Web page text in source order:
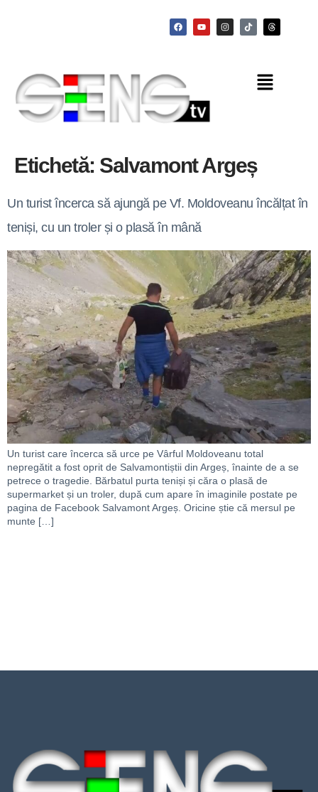
Etichetă: Salvamont Argeș
Un turist încerca să ajungă pe Vf. Moldoveanu încălțat în
teniși, cu un troler și o plasă în mână
Un turist care încerca să urce pe Vârful Moldoveanu total
nepregătit a fost oprit de Salvamontiștii din Argeș, înainte de a se
petrece o tragedie. Bărbatul purta teniși și căra o plasă de
supermarket și un troler, după cum apare în imaginile postate pe
pagina de Facebook Salvamont Argeș. Oricine știe că mersul pe
munte […]